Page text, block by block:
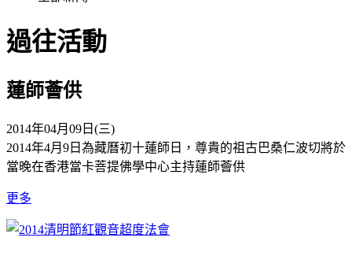
過往活動
蓮師薈供
2014年04月09日(三)
2014年4月9日為藏曆初十蓮師日，尊貴的祖古巴桑仁波切將於
當晚在香港當卡菩提佛學中心主持蓮師薈供
更多